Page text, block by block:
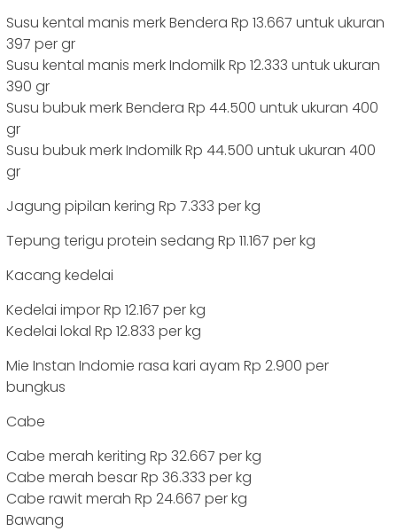
Susu kental manis merk Bendera Rp 13.667 untuk ukuran
397 per gr
Susu kental manis merk Indomilk Rp 12.333 untuk ukuran
390 gr
Susu bubuk merk Bendera Rp 44.500 untuk ukuran 400
gr
Susu bubuk merk Indomilk Rp 44.500 untuk ukuran 400
gr
Jagung pipilan kering Rp 7.333 per kg
Tepung terigu protein sedang Rp 11.167 per kg
Kacang kedelai
Kedelai impor Rp 12.167 per kg
Kedelai lokal Rp 12.833 per kg
Mie Instan Indomie rasa kari ayam Rp 2.900 per
bungkus
Cabe
Cabe merah keriting Rp 32.667 per kg
Cabe merah besar Rp 36.333 per kg
Cabe rawit merah Rp 24.667 per kg
Bawang